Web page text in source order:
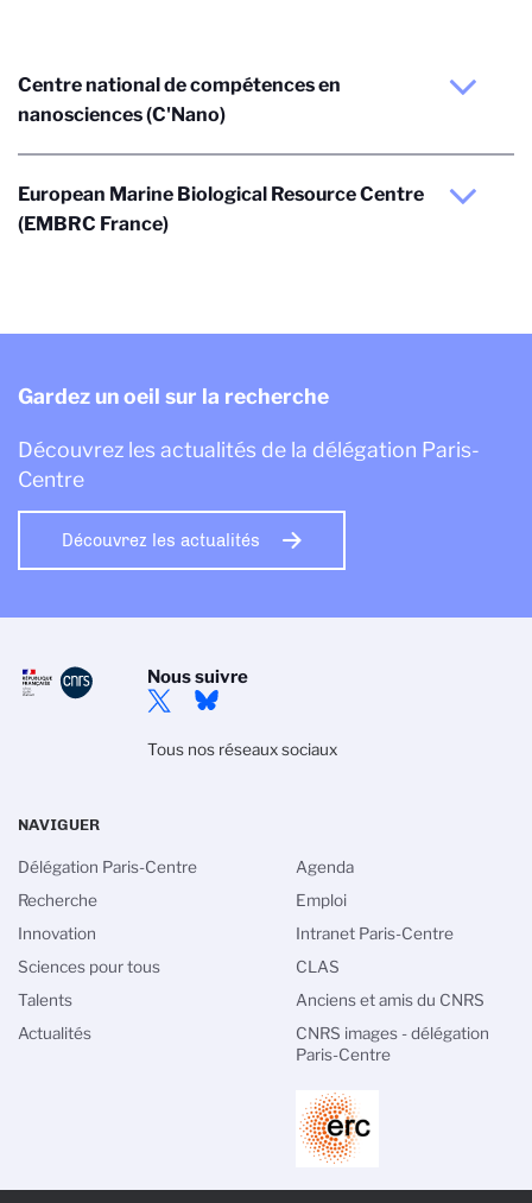
Centre national de compétences en
nanosciences (C'Nano)
European Marine Biological Resource Centre
(EMBRC France)
Gardez un oeil sur la recherche
Découvrez les actualités de la délégation Paris-
Centre
Découvrez les actualités
Nous suivre
Tous nos réseaux sociaux
NAVIGUER
Délégation Paris-Centre
Recherche
Innovation
Sciences pour tous
Talents
Actualités
Agenda
Emploi
Intranet Paris-Centre
CLAS
Anciens et amis du CNRS
CNRS images - délégation
Paris-Centre